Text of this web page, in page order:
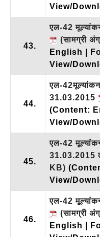
View/
43.
एल-42
(सामग्री
English |
View/
44.
एल-42मूल्यांकन
31.03.2015
(Content:
View/
45.
एल-42
31.03.2015
KB)
View/
46.
एल-42
(सामग्री
English |